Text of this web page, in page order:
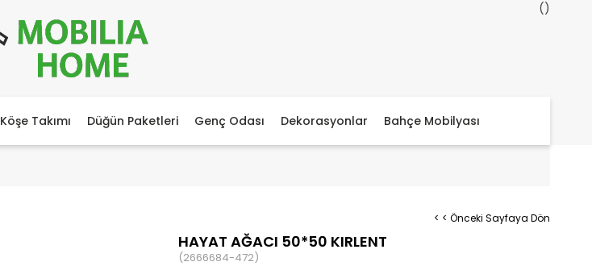
Köşe Takımı Düğün Paketleri Genç Odası Dekorasyonlar Bahçe Mobilyası
< < Önceki Sayfaya Dön
HAYAT AĞACI 50*50 KIRLENT
(2666684-472)